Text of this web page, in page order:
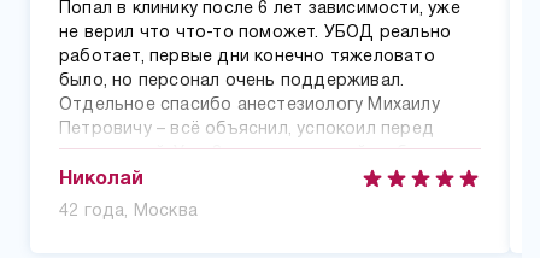
Попал в клинику после 6 лет зависимости, уже
не верил что что-то поможет. УБОД реально
работает, первые дни конечно тяжеловато
было, но персонал очень поддерживал.
Отдельное спасибо анестезиологу Михаилу
Петровичу – всё объяснил, успокоил перед
процедурой. Уже 8 месяцев чистый, работаю,
наладил отношения с семьей.
Николай
42 года, Москва